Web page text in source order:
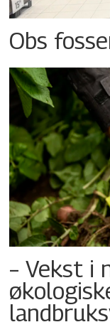
Obs
– Vekst i